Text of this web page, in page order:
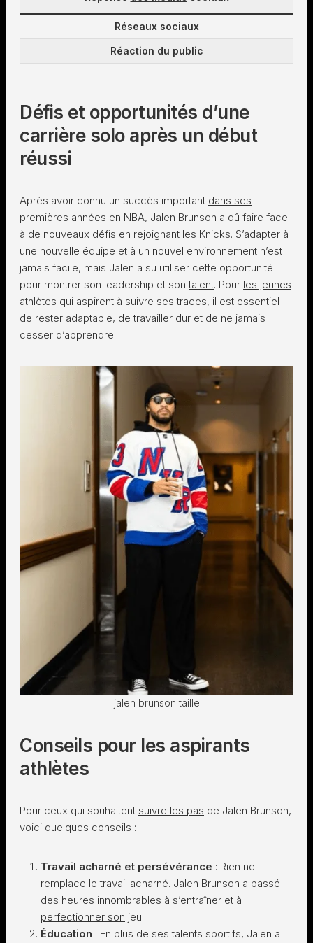
Réseaux sociaux
Réaction du public
Défis et opportunités d’une
carrière solo après un début
réussi
Après avoir connu un succès important dans ses
premières années en NBA, Jalen Brunson a dû faire face
à de nouveaux défis en rejoignant les Knicks. S’adapter à
une nouvelle équipe et à un nouvel environnement n’est
jamais facile, mais Jalen a su utiliser cette opportunité
pour montrer son leadership et sontalent. Pour les jeunes
athlètes qui aspirent à suivre ses traces, il est essentiel
de rester adaptable, de travailler dur et de ne jamais
cesser d’apprendre.
jalen brunson taille
Conseils pour les aspirants
athlètes
Pour ceux qui souhaitent suivre les pas de Jalen Brunson,
voici quelques conseils :
Travail acharné et persévérance : Rien ne
remplace le travail acharné. Jalen Brunson a passé
des heures innombrables à s’entraîner et à
perfectionner son jeu.
Éducation : En plus de ses talents sportifs, Jalen a